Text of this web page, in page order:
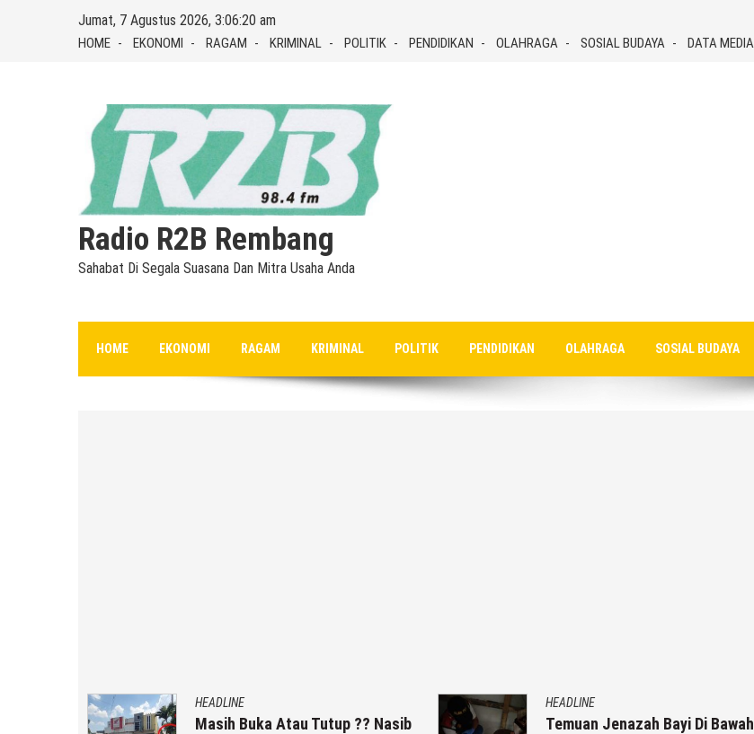
Jumat, 7 Agustus 2026, 3:06:21 am
HOME EKONOMI RAGAM KRIMINAL POLITIK PENDIDIKAN OLAHRAGA SOSIAL BUDAYA DATA MEDIA
Radio R2B Rembang
Sahabat Di Segala Suasana Dan Mitra Usaha Anda
HOME EKONOMI RAGAM KRIMINAL POLITIK PENDIDIKAN OLAHRAGA SOSIAL BUDAYA
HEADLINE
Masih Buka Atau Tutup ?? Nasib
HEADLINE
Temuan Jenazah Bayi Di Bawah